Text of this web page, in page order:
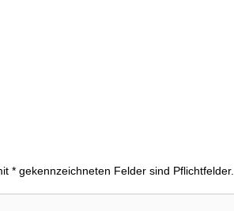
* gekennzeichneten Felder sind Pflichtfelder.